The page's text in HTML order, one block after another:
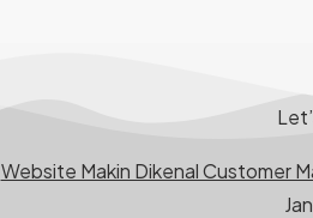
Website Makin Dikenal Customer